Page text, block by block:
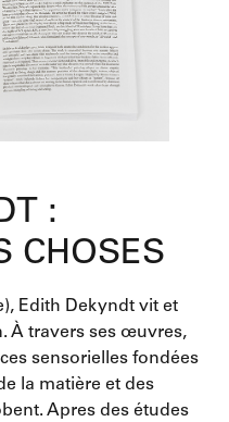
:
CHOSES
Edith Dekyndt vit et
À travers ses œuvres,
sensorielles fondées
la matière et des
Apres des études